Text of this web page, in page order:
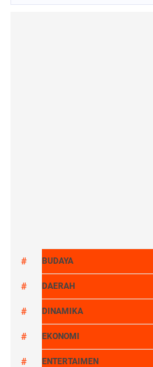
BUDAYA
DAERAH
DINAMIKA
EKONOMI
ENTERTAIMEN